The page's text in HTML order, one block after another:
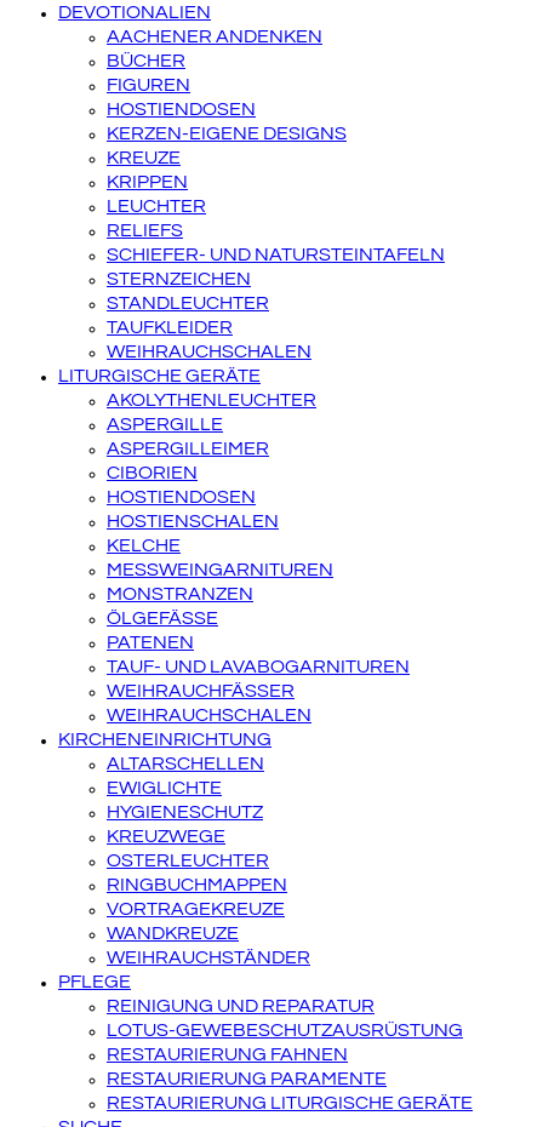
DEVOTIONALIEN
AACHENER ANDENKEN
BÜCHER
FIGUREN
HOSTIENDOSEN
KERZEN-EIGENE DESIGNS
KREUZE
KRIPPEN
LEUCHTER
RELIEFS
SCHIEFER- UND NATURSTEINTAFELN
STERNZEICHEN
STANDLEUCHTER
TAUFKLEIDER
WEIHRAUCHSCHALEN
LITURGISCHE GERÄTE
AKOLYTHENLEUCHTER
ASPERGILLE
ASPERGILLEIMER
CIBORIEN
HOSTIENDOSEN
HOSTIENSCHALEN
KELCHE
MESSWEINGARNITUREN
MONSTRANZEN
ÖLGEFÄSSE
PATENEN
TAUF- UND LAVABOGARNITUREN
WEIHRAUCHFÄSSER
WEIHRAUCHSCHALEN
KIRCHENEINRICHTUNG
ALTARSCHELLEN
EWIGLICHTE
HYGIENESCHUTZ
KREUZWEGE
OSTERLEUCHTER
RINGBUCHMAPPEN
VORTRAGEKREUZE
WANDKREUZE
WEIHRAUCHSTÄNDER
PFLEGE
REINIGUNG UND REPARATUR
LOTUS-GEWEBESCHUTZAUSRÜSTUNG
RESTAURIERUNG FAHNEN
RESTAURIERUNG PARAMENTE
RESTAURIERUNG LITURGISCHE GERÄTE